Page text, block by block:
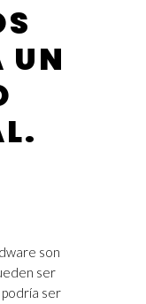
UN
son
ser
ser